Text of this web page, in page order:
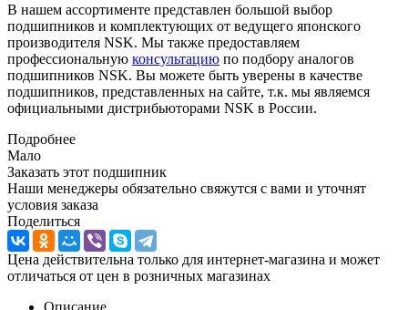
В нашем ассортименте представлен большой выбор
подшипников и комплектующих от ведущего японского
производителя NSK. Мы также предоставляем
профессиональную консультацию по подбору аналогов
подшипников NSK. Вы можете быть уверены в качестве
подшипников, представленных на сайте, т.к. мы являемся
официальными дистрибьюторами NSK в России.
Подробнее
Мало
Заказать этот подшипник
Наши менеджеры обязательно свяжутся с вами и уточнят
условия заказа
Поделиться
Цена действительна только для интернет-магазина и может
отличаться от цен в розничных магазинах
Описание